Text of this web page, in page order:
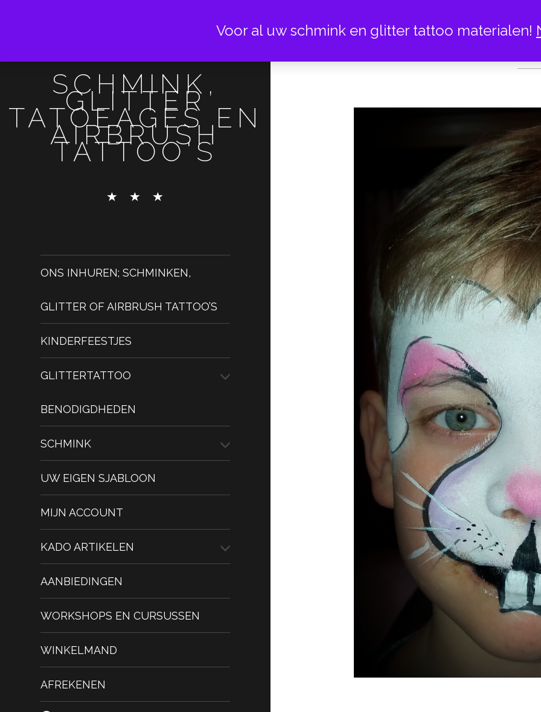
SCHMINK,
GLITTER
TATOEAGES EN
AIRBRUSH
TATTOO'S
ONS INHUREN; SCHMINKEN,
GLITTER OF AIRBRUSH TATTOO’S
KINDERFEESTJES
GLITTERTATTOO
BENODIGDHEDEN
SCHMINK
UW EIGEN SJABLOON
MIJN ACCOUNT
KADO ARTIKELEN
AANBIEDINGEN
WORKSHOPS EN CURSUSSEN
WINKELMAND
AFREKENEN
Voor al uw schmink en glitter tattoo materialen!